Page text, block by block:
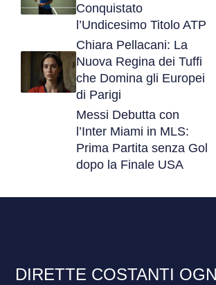
Conquistato
l’Undicesimo Titolo ATP
Chiara Pellacani: La
Nuova Regina dei Tuffi
che Domina gli Europei
di Parigi
Messi Debutta con
l’Inter Miami in MLS:
Prima Partita senza Gol
dopo la Finale USA
DIRETTE COSTANTI